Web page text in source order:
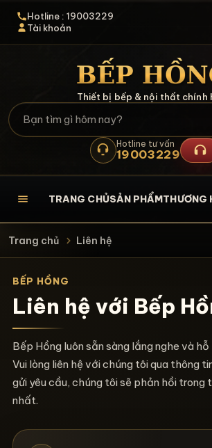
Hotline : 19003229
Tài khoản
Thiết bị bếp & nội thất chính
Hotline tư vấn
19003229
TRANG CHỦSẢN PHẨMTHƯƠNG
Trang chủ Liên hệ
BẾP HỒNG
Liên hệ với Bếp
Bếp Hồng luôn sẵn sàng lắng nghe và
Vui lòng liên hệ với chúng tôi qua thông
gửi yêu cầu, chúng tôi sẽ phản hồi trong
nhất.